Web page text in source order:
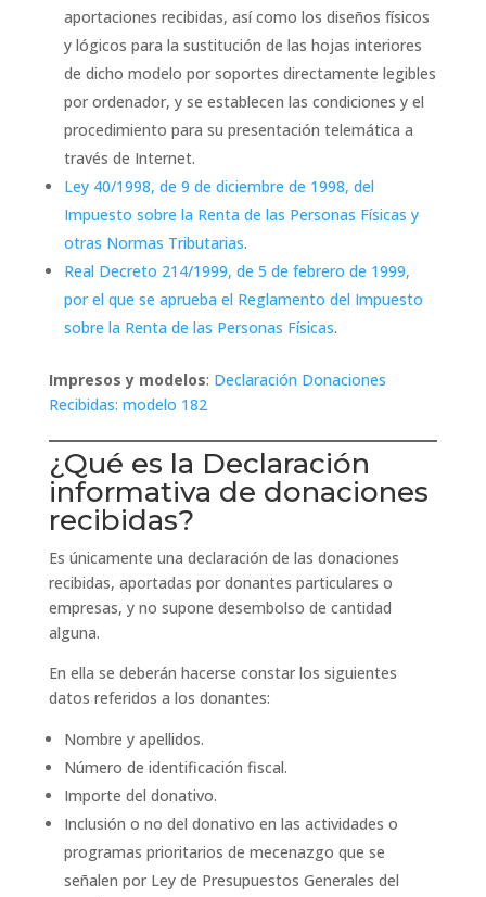
aportaciones recibidas, así como los diseños físicos
y lógicos para la sustitución de las hojas interiores
de dicho modelo por soportes directamente legibles
por ordenador, y se establecen las condiciones y el
procedimiento para su presentación telemática a
través de Internet.
Ley 40/1998, de 9 de diciembre de 1998, del
Impuesto sobre la Renta de las Personas Físicas y
otras Normas Tributarias.
Real Decreto 214/1999, de 5 de febrero de 1999,
por el que se aprueba el Reglamento del Impuesto
sobre la Renta de las Personas Físicas.
Impresos y modelos: Declaración Donaciones
Recibidas: modelo 182
¿Qué es la Declaración
informativa de donaciones
recibidas?
Es únicamente una declaración de las donaciones
recibidas, aportadas por donantes particulares o
empresas, y no supone desembolso de cantidad
alguna.
En ella se deberán hacerse constar los siguientes
datos referidos a los donantes:
Nombre y apellidos.
Número de identificación fiscal.
Importe del donativo.
Inclusión o no del donativo en las actividades o
programas prioritarios de mecenazgo que se
señalen por Ley de Presupuestos Generales del